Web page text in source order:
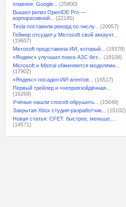
плавнее: Google...
(25800)
Вышел релиз OpenIDE Pro —
корпоративной...
(22185)
Tesla поставила рекорд по числу...
(20057)
Геймер отсудил у Microsoft свой аккаунт...
(19607)
Microsoft представила ИИ, который...
(19378)
«Яндекс» улучшил поиск АЗС без...
(18108)
Microsoft и Mistral обменяются моделями...
(17902)
«Яндекс» посадил ИИ-агентов...
(16517)
Первый трейлер и «непревзойдённая...
(16268)
Учёные нашли способ обрушить...
(15649)
Закрытая Xbox студия-разработчик...
(15102)
Новая статья: CFET: быстрее, меньше,...
(14571)